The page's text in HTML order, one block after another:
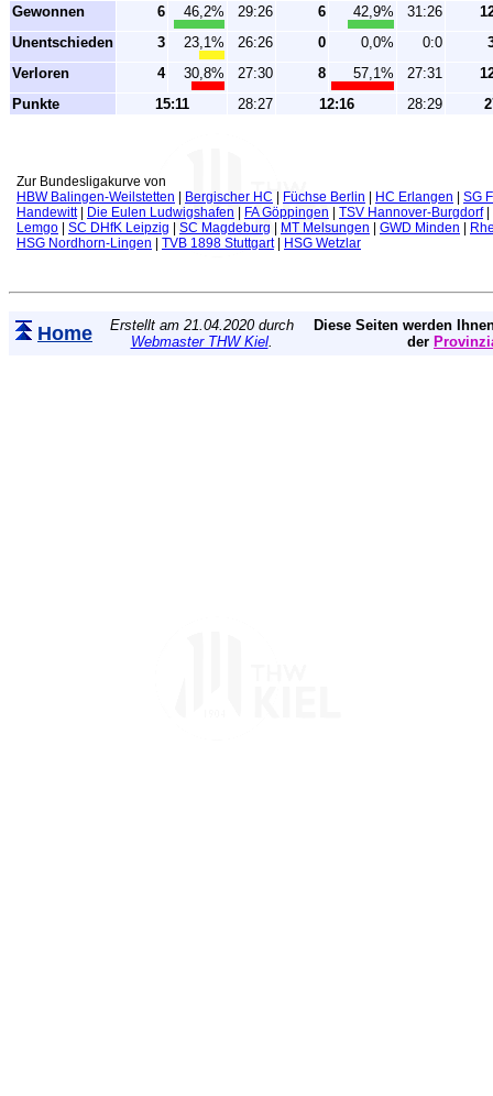
Gewonnen 6 46,2% 29:26 6 42,9% 31:26
Unentschieden
3 23,1% 26:26 0 0,0% 0:0
Verloren
4 30,8% 27:30 8 57,1% 27:31
Punkte
15:11 28:27 12:16 28:29
Zur Bundesligakurve von
HBW Balingen-Weilstetten
Bergischer HC Füchse Berlin HC Erlangen
SG
Handewitt| Die Eulen Ludwigshafen FA Göppingen TSV Hannover-Burgdorf|
Lemgo
SC DHfK Leipzig SC Magdeburg MT Melsungen GWD Minden
HSG Nordhorn-Lingen
TVB 1898 Stuttgart| HSG Wetzlar
Home
Erstellt am 21.04.2020 durch
Webmaster THW Kiel.
Diese Seiten werden
der